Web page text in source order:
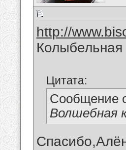
http://
Цитата:
Сообщение
Волшебная